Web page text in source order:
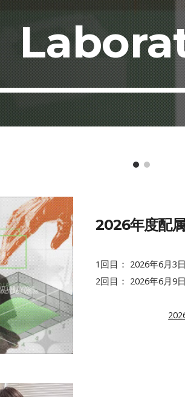
2026年度配
1回目： 2026年6月3
2回目： 2026年6月9
202